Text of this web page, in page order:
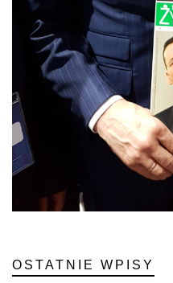
OSTATNIE WPISY